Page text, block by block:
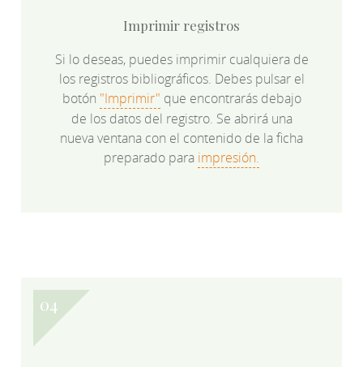
Imprimir registros
Si lo deseas, puedes imprimir cualquiera de
los registros bibliográficos. Debes pulsar el
botón "Imprimir" que encontrarás debajo
de los datos del registro. Se abrirá una
nueva ventana con el contenido de la ficha
preparado para impresión.